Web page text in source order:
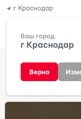
г Краснодар
Ваш город
г Краснодар
Верно